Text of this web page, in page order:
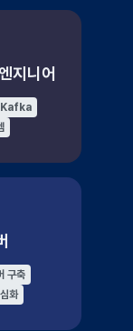
지니어
Kafka
구축
화